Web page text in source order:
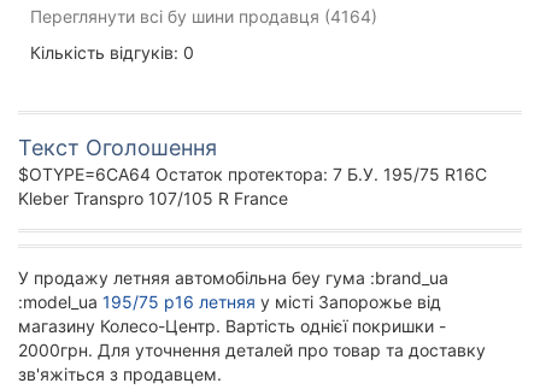
Переглянути всі бу шини продавця (4164)
Кількість відгуків: 0
Текст Оголошення
$OTYPE=6CA64 Остаток протектора: 7 Б.У. 195/75 R16C
Kleber Transpro 107/105 R France
У продажу летняя автомобільна беу гума :brand_ua
:model_ua 195/75 р16 летняя у місті Запорожье від
магазину Колесо-Центр. Вартість однієї покришки -
2000грн. Для уточнення деталей про товар та доставку
зв'яжіться з продавцем.